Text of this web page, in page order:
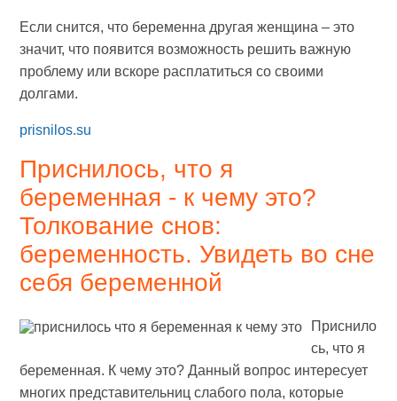
Если снится, что беременна другая женщина – это
значит, что появится возможность решить важную
проблему или вскоре расплатиться со своими
долгами.
prisnilos.su
Приснилось, что я
беременная - к чему это?
Толкование снов:
беременность. Увидеть во сне
себя беременной
Приснило
сь, что я
беременная. К чему это? Данный вопрос интересует
многих представительниц слабого пола, которые